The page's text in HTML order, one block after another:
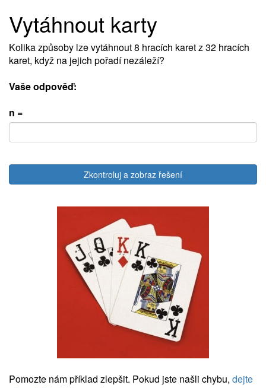
Vytáhnout karty
Kolika způsoby lze vytáhnout 8 hracích karet z 32 hracích
karet, když na jejich pořadí nezáleží?
Vaše odpověď:
n =
Zkontroluj a zobraz řešení
Pomozte nám příklad zlepšit. Pokud jste našli chybu, dejte